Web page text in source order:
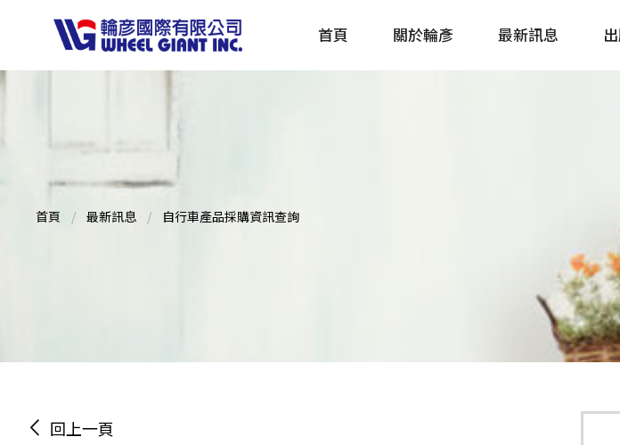
首頁 關於輪彥 最新訊息
首頁 最新訊息 自行車產品採購資訊查詢
回上一頁